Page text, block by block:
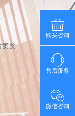
购买咨询
售后服务
微信咨询